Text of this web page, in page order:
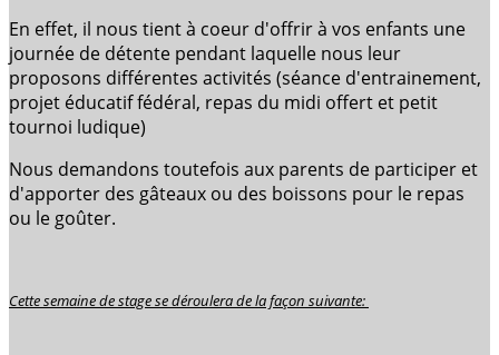
En effet, il nous tient à coeur d'offrir à vos enfants une
journée de détente pendant laquelle nous leur
proposons différentes activités (séance d'entrainement,
projet éducatif fédéral, repas du midi offert et petit
tournoi ludique)
Nous demandons toutefois aux parents de participer et
d'apporter des gâteaux ou des boissons pour le repas
ou le goûter.
Cette semaine de stage se déroulera de la façon suivante: